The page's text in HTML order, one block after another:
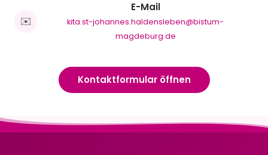
✉️
E-Mail
kita.st-johannes.haldensleben@bistum-
magdeburg.de
Kontaktformular öffnen